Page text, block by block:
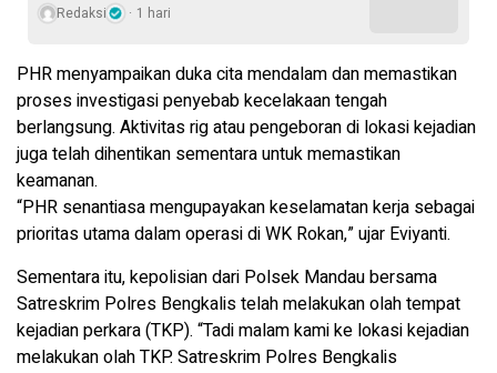
Redaksi 1 hari
PHR menyampaikan duka cita mendalam dan memastikan
proses investigasi penyebab kecelakaan tengah
berlangsung. Aktivitas rig atau pengeboran di lokasi kejadian
juga telah dihentikan sementara untuk memastikan
keamanan.
“PHR senantiasa mengupayakan keselamatan kerja sebagai
prioritas utama dalam operasi di WK Rokan,” ujar Eviyanti.
Sementara itu, kepolisian dari Polsek Mandau bersama
Satreskrim Polres Bengkalis telah melakukan olah tempat
kejadian perkara (TKP). “Tadi malam kami ke lokasi kejadian
melakukan olah TKP. Satreskrim Polres Bengkalis